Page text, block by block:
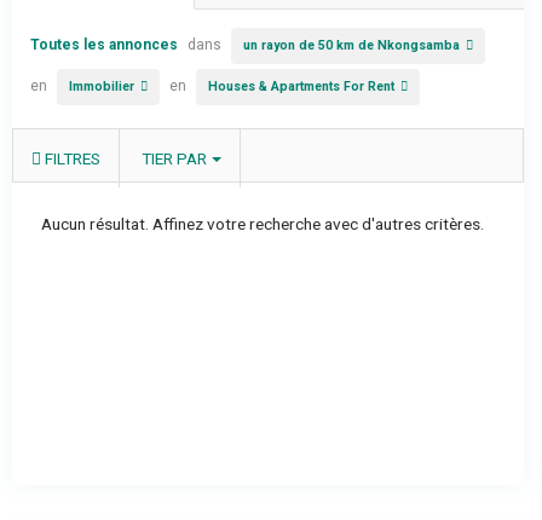
Toutes les annonces dans un rayon de 50 km de Nkongsamba
en Immobilier en Houses & Apartments For Rent
FILTRES TIER PAR
Aucun résultat. Affinez votre recherche avec d'autres critères.